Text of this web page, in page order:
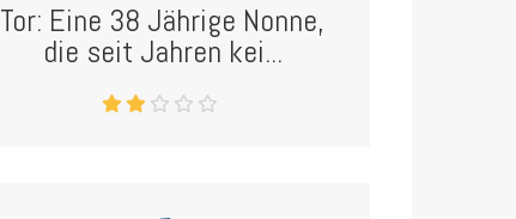
Tor: Eine 38 Jährige Nonne,
die seit Jahren kei...